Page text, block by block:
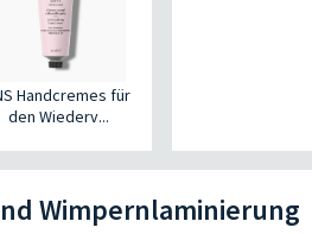
Handcremes für
den Wiederv...
Wimpernlaminierung